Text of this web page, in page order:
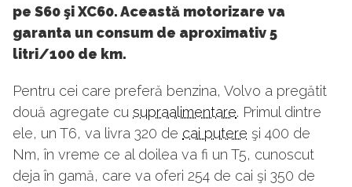
pe S60 şi XC60. Această motorizare va
garanta un consum de aproximativ 5
litri/100 de km.
Pentru cei care preferă benzina, Volvo a pregătit
două agregate cu supraalimentare. Primul dintre
ele, un T6, va livra 320 de cai putere şi 400 de
Nm, în vreme ce al doilea va fi un T5, cunoscut
deja în gamă, care va oferi 254 de cai şi 350 de